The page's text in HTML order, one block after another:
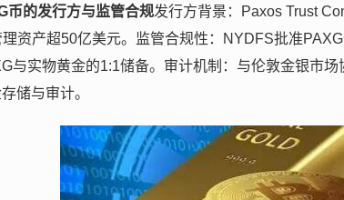
币的发行方与监管合规发行方背景：Paxos Trust
资产超50亿美元。监管合规性：NYDFS批准
与实物黄金的1:1储备。审计机制：与伦敦金银市
储与审计。